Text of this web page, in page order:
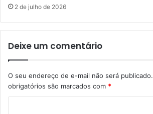
2 de julho de 2026
Deixe um comentário
O seu endereço de e-mail não será publicado.
obrigatórios são marcados com *